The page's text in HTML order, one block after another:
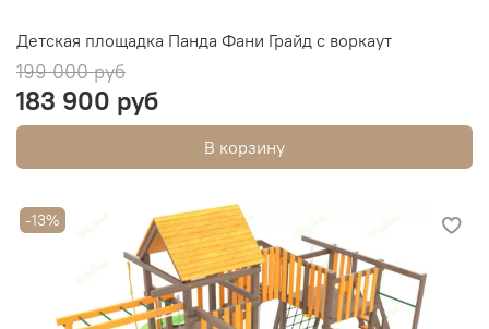
Детская площадка Панда Фани Грайд с воркаут
199 000 руб
183 900 руб
В корзину
-13%